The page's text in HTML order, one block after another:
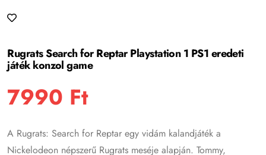
Rugrats Search for Reptar Playstation 1 PS1 eredeti
játék konzol game
7990 Ft
A Rugrats: Search for Reptar egy vidám kalandjáték a
Nickelodeon népszerű Rugrats meséje alapján. Tommy,